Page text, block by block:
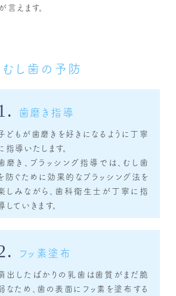
えます。
むし歯の予防
歯磨き指導
どもが歯磨きを好きになるように丁寧
指導いたします。
磨き、ブラッシング指導では、むし歯
防ぐために効果的なブラッシング法を
しみながら、歯科衛生士が丁寧に指
していきます。
フッ素塗布
出したばかりの乳歯は歯質がまだ脆
なため、歯の表面にフッ素を塗布する